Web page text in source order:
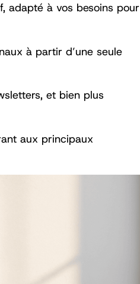
adapté à vos besoins pour
à partir d’une seule
et bien plus
aux principaux